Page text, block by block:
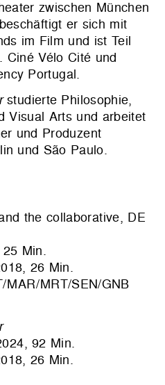
zwischen München
er sich mit
im Film und ist Teil
Ciné Vélo Cité und
Portugal.
studierte Philosophie,
Visual Arts und arbeitet
und Produzent
und São Paulo.
the collaborative, DE
Min.
26 Min.
MAR/MRT/SEN/GNB
92 Min.
26 Min.